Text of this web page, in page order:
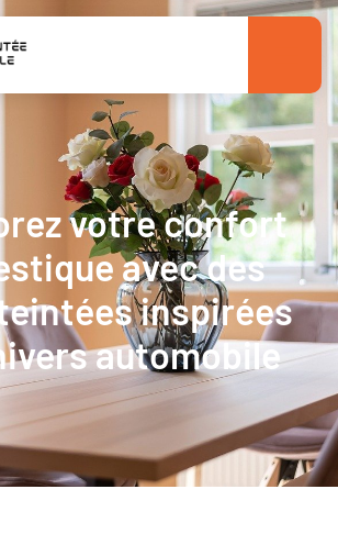
votre confort
avec des
inspirées
automobile